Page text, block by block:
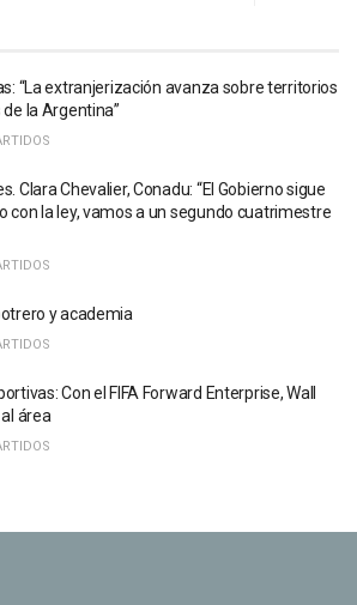
“La extranjerización avanza sobre territorios
la Argentina”
Clara Chevalier, Conadu: “El Gobierno sigue
con la ley, vamos a un segundo cuatrimestre
y academia
Con el FIFA Forward Enterprise, Wall
área